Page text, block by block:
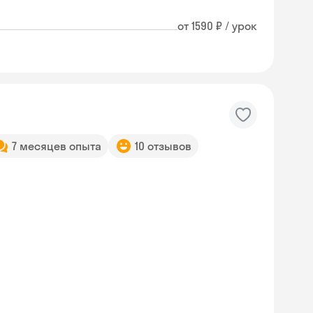
от 1590 ₽ / урок
7 месяцев опыта 10 отзывов